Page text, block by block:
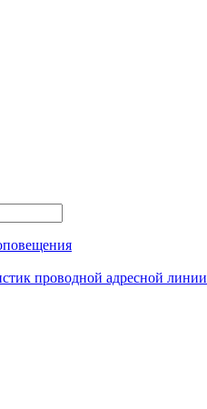
проводной адресной линии